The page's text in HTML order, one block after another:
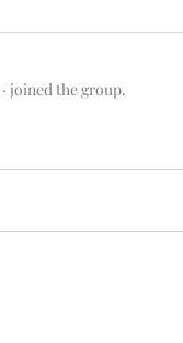
· joined the group.